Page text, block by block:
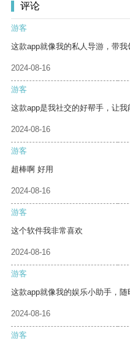
评论
游客
这款app就像我的私人导游，带我
2024-08-16
游客
这款app是我社交的好帮手，让我
2024-08-16
游客
超棒啊 好用
2024-08-16
游客
这个软件我非常喜欢
2024-08-16
游客
这款app就像我的娱乐小助手，随
2024-08-16
游客